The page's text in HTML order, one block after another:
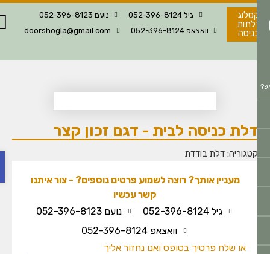
גיל 052-396-8124
נועם 052-396-8123
וואצאפ 052-396-8124
doorshogla@gmail.com
כניסה לבית - דגם זכון קצר
דלת בודדת
מעניין אותך? רוצה לשמוע פרטים נוספים? - צור איתנו
קשר עכשיו
גיל 052-396-8124
נועם 052-396-8123
וואצאפ 052-396-8124
או שלח פרטיך בטופס ואנו נחזור אליך